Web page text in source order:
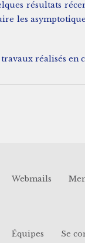
récents sur le
à coin
Webmails
Équipes Se